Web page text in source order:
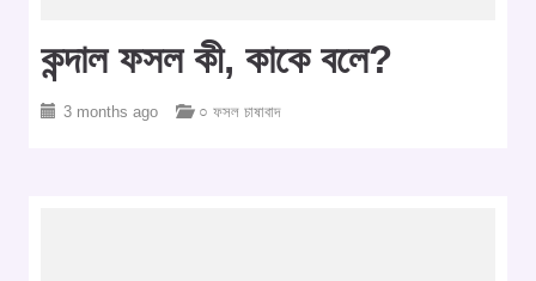
কন্দাল ফসল কী, কাকে বলে?
3 months ago ○ ফসল চাষাবাদ